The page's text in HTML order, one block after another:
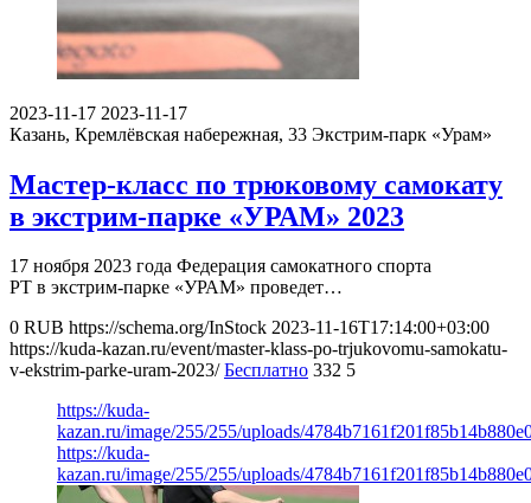
2023-11-17 2023-11-17
Казань, Кремлёвская набережная, 33 Экстрим-парк «Урам»
Мастер-класс по трюковому самокату
в экстрим-парке «УРАМ» 2023
17 ноября 2023 года Федерация самокатного спорта
РТ в экстрим-парке «УРАМ» проведет…
0 RUB https://schema.org/InStock 2023-11-16T17:14:00+03:00
https://kuda-kazan.ru/event/master-klass-po-trjukovomu-samokatu-
v-ekstrim-parke-uram-2023/ Бесплатно 332 5
https://kuda-
kazan.ru/image/255/255/uploads/
https://kuda-
kazan.ru/image/255/255/uploads/